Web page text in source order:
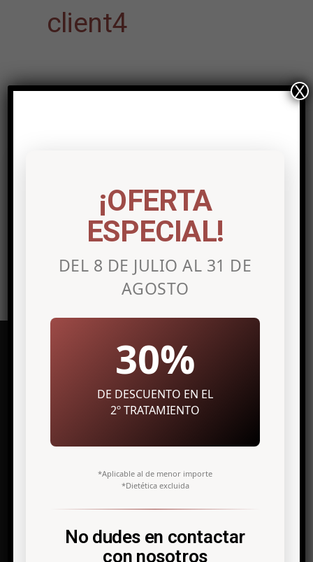
client4
publicar un comentario.
Clínica de medicina estética en
03003 Alicante
info@antonio-icardo.com
¡OFERTA
ESPECIAL!
DEL 8 DE JULIO AL 31 DE
AGOSTO
30%
DE DESCUENTO EN EL
2º TRATAMIENTO
*Aplicable al de menor importe
*Dietética excluida
No dudes en contactar
con nosotros
X